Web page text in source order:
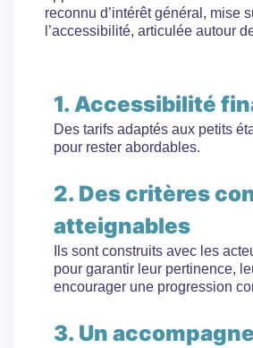
reconnu d’intérêt général, mise
l’accessibilité, articulée autour
1. Accessibilité
Des tarifs adaptés aux petits
pour rester abordables.
2. Des critères
atteignables
Ils sont construits avec les
pour garantir leur pertinence,
encourager une progression
3. Un